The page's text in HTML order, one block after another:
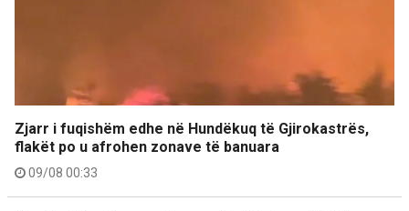
Zjarr i fuqishëm edhe në Hundëkuq të Gjirokastrës,
flakët po u afrohen zonave të banuara
09/08 00:33